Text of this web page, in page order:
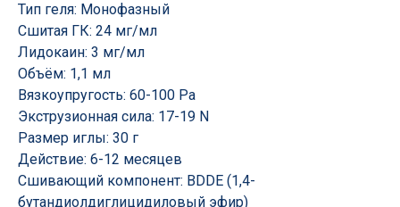
Тип геля: Монофазный
Сшитая ГК: 24 мг/мл
Лидокаин: 3 мг/мл
Объём: 1,1 мл
Вязкоупругость: 60-100 Ра
Экструзионная сила: 17-19 N
Размер иглы: 30 г
Действие: 6-12 месяцев
Сшивающий компонент: BDDE (1,4-
бутандиолдиглицидиловый эфир)